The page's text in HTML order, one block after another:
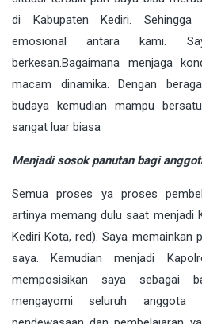
di Kabupaten Kediri. Sehingga
emosional antara kami.
berkesan.Bagaimana menjaga
macam dinamika. Dengan
budaya kemudian mampu
sangat luar biasa
Menjadi sosok panutan bagi
Semua proses ya proses
artinya memang dulu saat menjadi
Kediri Kota, red). Saya memainkan
saya. Kemudian menjadi
memposisikan saya sebagai
mengayomi seluruh anggota